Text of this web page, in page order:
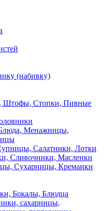
(набивку)
Штофы, Стопки, Пивные
Менажницы,
Салатники, Лотки
Сливочники, Масленки
Сухарницы, Креманки
Бокалы, Блюдца
сахарницы,